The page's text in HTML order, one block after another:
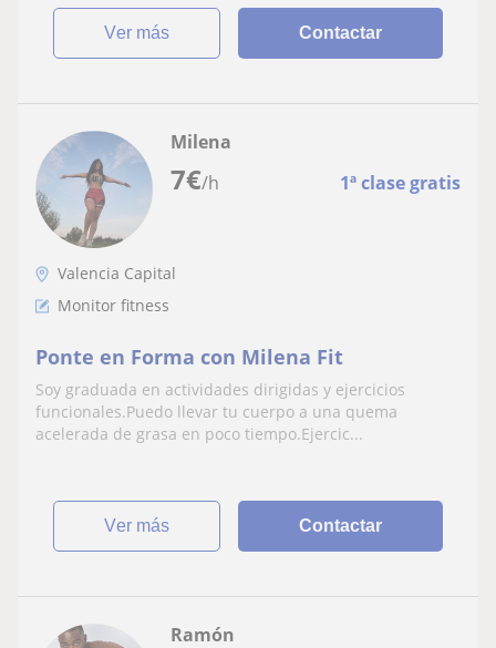
ver más Contactar
7€/h 1ª clase gratis
Milena
Valencia Capital
Monitor fitness
Ponte en Forma con Milena Fit
Soy graduada en actividades dirigidas y ejercicios
funcionales.Puedo llevar tu cuerpo a una quema
acelerada de grasa en poco tiempo.Ejercic...
ver más Contactar
Ramón